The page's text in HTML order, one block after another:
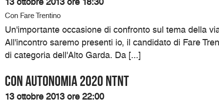
Con Fare Trentino
Un'importante occasione di confronto sul tema della
All'incontro saremo presenti io, il candidato di Fare
di categoria dell'Alto Garda. Da [...]
Con Autonomia 2020 NTNT
13 ottobre 2013 ore 22:00